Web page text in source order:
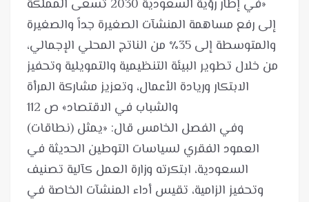
«في إطار رؤية السعودية 2030 تسعى المملكة
إلى رفع مساهمة المنشآت الصغيرة جداً والصغيرة
والمتوسطة إلى 35٪ من الناتج المحلي الإجمالي،
من خلال تطوير البيئة التنظيمية والتمويلية وتحفيز
الابتكار وريادة الأعمال، وتعزيز مشاركة المرأة
وفي الفصل الخامس قال: «يمثل (نطاقات)
العمود الفقري لسياسات التوطين الحديثة في
السعودية، ابتكرته وزارة العمل كآلية تصنيف
وتحفيز الزامية، تقيس أداء المنشآت الخاصة في